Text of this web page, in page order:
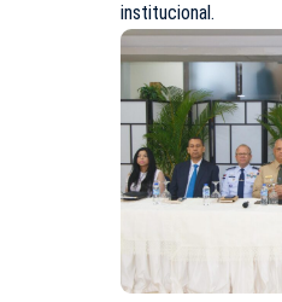
institucional.